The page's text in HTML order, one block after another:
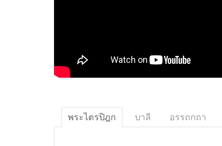
พระไตรปิฎก บาลี อรรถกถา